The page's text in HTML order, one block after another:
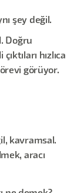
şey değil.
Doğru
hızlıca
görüyor.
kavramsal.
aracı